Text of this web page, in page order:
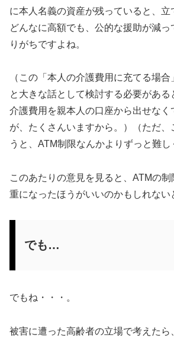
に本人名義の資産が残っていると、立
どんなに高額でも、公的な援助が減
りがちですよね。
（この「本人の介護費用に充てる場
と大きな話として検討する必要があ
介護費用を親本人の口座から出せなく
が、たくさんいますから。）（ただ、
うと、ATM制限なんかよりずっと難し
このあたりの意見を見ると、ATMの
重になったほうがいいのかもしれない
でも…
でもね・・・。
被害に遭った高齢者の立場で考えたら